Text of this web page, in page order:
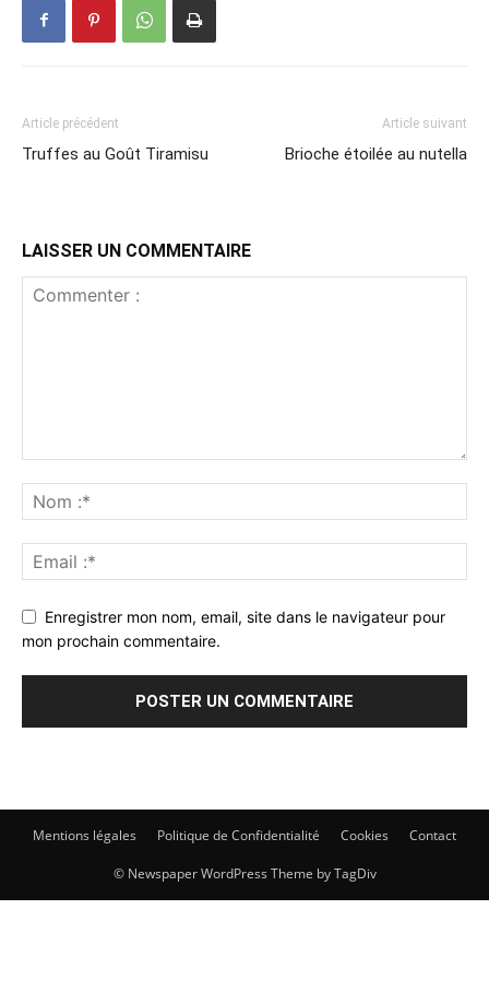
Article précédent
Truffes au Goût Tiramisu
Article suivant
Brioche étoilée au nutella
LAISSER UN COMMENTAIRE
Enregistrer mon nom, email, site dans le navigateur pour
mon prochain commentaire.
Mentions légales Politique de Confidentialité Cookies Contact
© Newspaper WordPress Theme by TagDiv